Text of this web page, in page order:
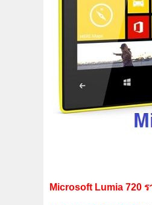
Microsoft Lumia 720